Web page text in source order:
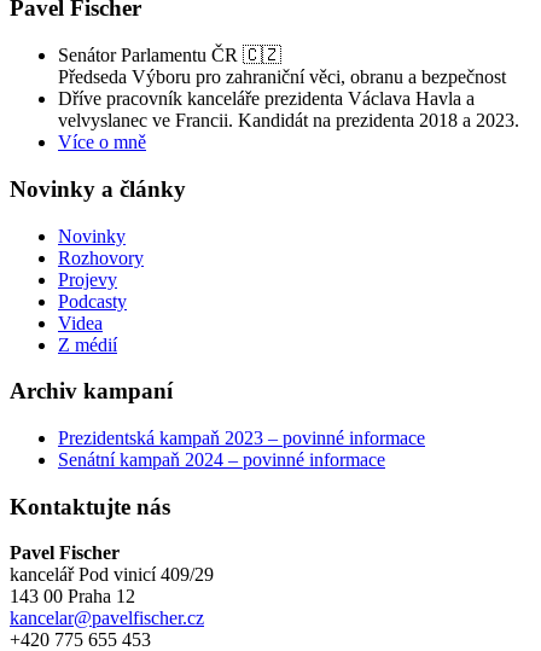
Pavel Fischer
Senátor Parlamentu ČR 🇨🇿
Předseda Výboru pro zahraniční věci, obranu a bezpečnost
Dříve pracovník kanceláře prezidenta Václava Havla a
velvyslanec ve Francii. Kandidát na prezidenta 2018 a 2023.
Více o mně
Novinky a články
Novinky
Rozhovory
Projevy
Podcasty
Videa
Z médií
Archiv kampaní
Prezidentská kampaň 2023 – povinné informace
Senátní kampaň 2024 – povinné informace
Kontaktujte nás
Pavel Fischer
kancelář Pod vinicí 409/29
143 00 Praha 12
kancelar@pavelfischer.cz
+420 775 655 453